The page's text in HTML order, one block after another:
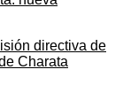
directiva de
Charata